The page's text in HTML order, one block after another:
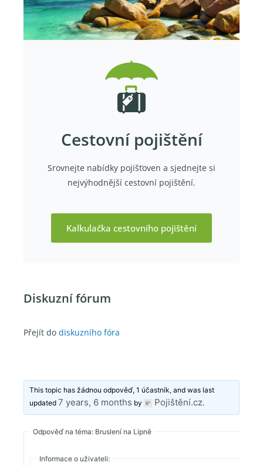
Cestovní pojištění
Srovnejte nabídky pojišťoven a sjednejte si
nejvýhodnější cestovní pojištění.
Kalkulačka cestovního pojištění
Diskuzní fórum
Přejít do diskuzního fóra
This topic has žádnou odpověď, 1 účastník, and was last
updated 7 years, 6 months by Pojištění.cz.
Odpověď na téma: Bruslení na Lipně
Informace o uživateli: